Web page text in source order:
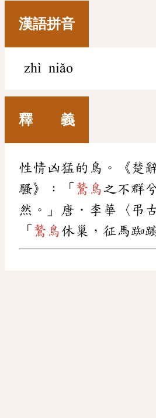
漢語拼音
zhì niǎo
釋 義
性情凶猛的鳥。《楚
騷》：「 鷙鳥 之不群
然。」唐．李華〈弔
「 鷙鳥休巢，征馬踟